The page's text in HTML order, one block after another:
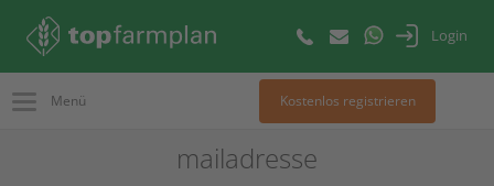
Login
Menü Kostenlos registrieren
mailadresse